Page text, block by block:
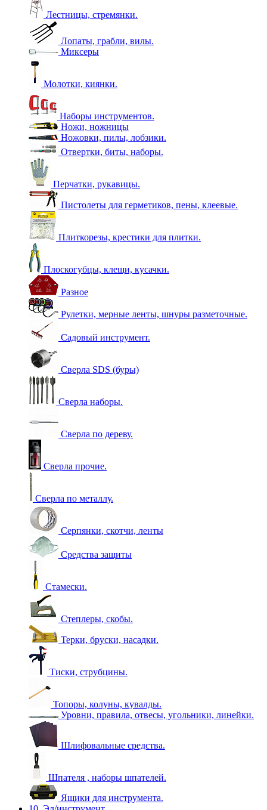
Лестницы, стремянки.
Лопаты, грабли, вилы.
Миксеры
Молотки, киянки.
Наборы инструментов.
Ножи, ножницы
Ножовки, пилы, лобзики.
Отвертки, биты, наборы.
Перчатки, рукавицы.
Пистолеты для герметиков, пены, клеевые.
Плиткорезы, крестики для плитки.
Плоскогубцы, клещи, кусачки.
Разное
Рулетки, мерные ленты, шнуры разметочные.
Садовый инструмент.
Сверла SDS (буры)
Сверла наборы.
Сверла по дереву.
Сверла прочие.
Сверла по металлу.
Серпянки, скотчи, ленты
Средства защиты
Стамески.
Степлеры, скобы.
Терки, бруски, насадки.
Тиски, струбцины.
Топоры, колуны, кувалды.
Уровни, правила, отвесы, угольники, линейки.
Шлифовальные средства.
Шпателя , наборы шпателей.
Ящики для инструмента.